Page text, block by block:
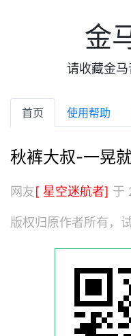
金
请收藏金马
首页 使用帮助
秋裤大叔-一晃
网友[ 星空迷航者] 于
版权归原作者所有，